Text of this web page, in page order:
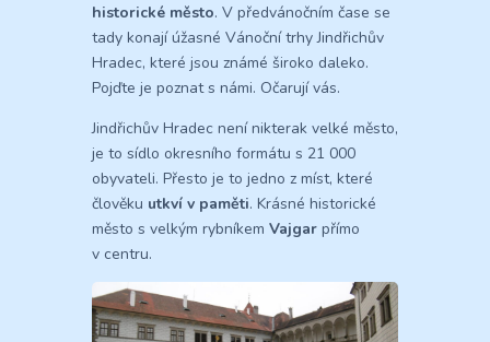
historické město. V předvánočním čase se
tady konají úžasné Vánoční trhy Jindřichův
Hradec, které jsou známé široko daleko.
Pojďte je poznat s námi. Očarují vás.
Jindřichův Hradec není nikterak velké město,
je to sídlo okresního formátu s 21 000
obyvateli. Přesto je to jedno z míst, které
člověku utkví v paměti. Krásné historické
město s velkým rybníkem Vajgar přímo
v centru.